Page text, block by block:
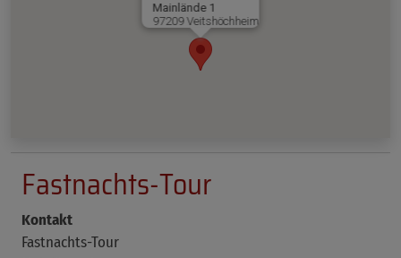
Mainlände 1
97209 Veitshöchheim
Fastnachts-Tour
Kontakt
Fastnachts-Tour